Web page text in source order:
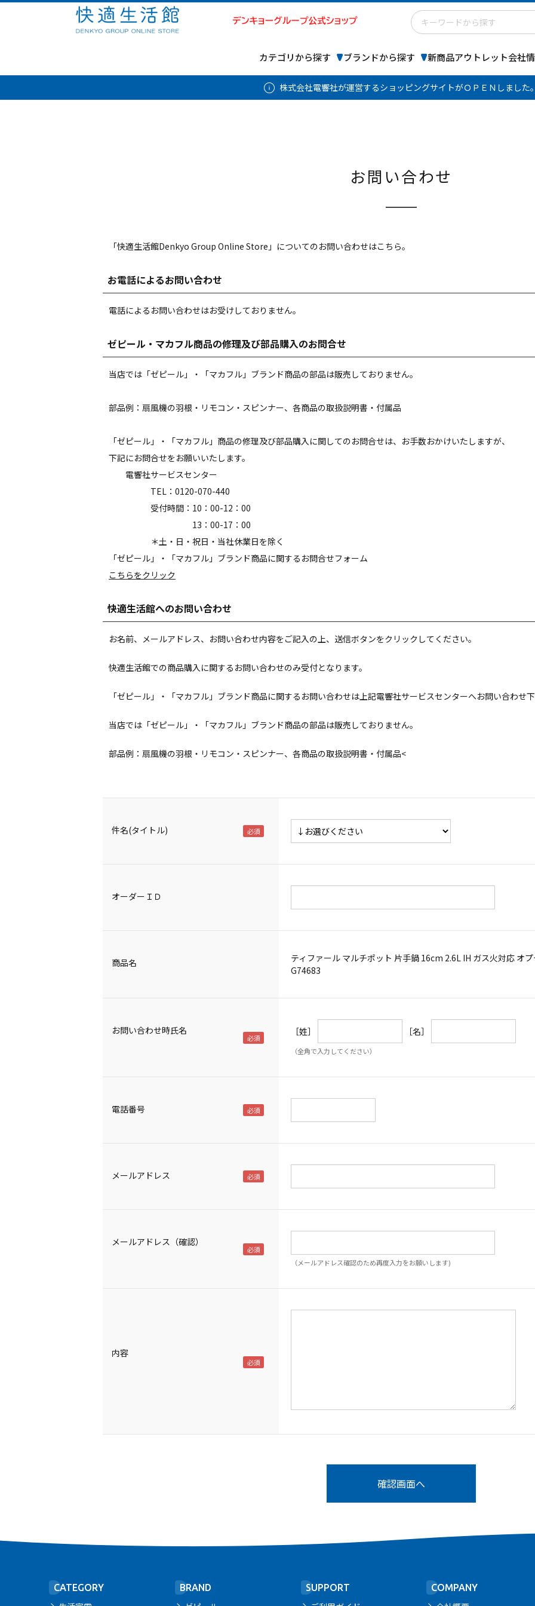
カテゴリから探す ブランドから探す 新商品アウトレット会社
株式会社電響社が運営するショッピングサイトがＯＰＥＮしました
お問い合わせ
「快適生活館Denkyo Group Online Store」についてのお問い合わせはこちら。
お電話によるお問い合わせ
電話によるお問い合わせはお受けしておりません。
ゼピール・マカフル商品の修理及び部品購入のお問合せ
当店では「ゼピール」・「マカフル」ブランド商品の部品は販売しておりません。
部品例：扇風機の羽根・リモコン・スピンナー、各商品の取扱説明書・付属品
「ゼピール」・「マカフル」商品の修理及び部品購入に関してのお問合せは、お手数おかけいたしますが、
下記にお問合せをお願いいたします。
電響社サービスセンター
TEL：0120-070-440
受付時間：10：00-12：00
13：00-17：00
＊土・日・祝日・当社休業日を除く
「ゼピール」・「マカフル」ブランド商品に関するお問合せフォーム
こちらをクリック
快適生活館へのお問い合わせ
お名前、メールアドレス、お問い合わせ内容をご記入の上、送信ボタンをクリックしてください。
快適生活館での商品購入に関するお問い合わせのみ受付となります。
「ゼピール」・「マカフル」ブランド商品に関するお問い合わせは上記電響社サービスセンターへお問い合わせ
当店では「ゼピール」・「マカフル」ブランド商品の部品は販売しておりません。
部品例：扇風機の羽根・リモコン・スピンナー、各商品の取扱説明書・付属品<
件名(タイトル)
オーダーＩＤ
商品名
ティファール マルチポット 片手鍋 16cm 2.6L IH ガス火対応 オ
G74683
お問い合わせ時氏名 ［姓］ ［名］
（全角で入力してください）
電話番号
メールアドレス
メールアドレス（確認）
（メールアドレス確認のため再度入力をお願いします)
内容
CATEGORY BRAND SUPPORT COMPANY